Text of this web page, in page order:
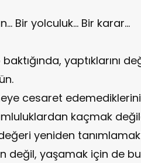
Bir yolculuk… Bir karar…
yaptıklarını
cesaret
kaçmak
yeniden
değil, yaşamak için de